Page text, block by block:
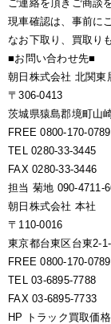
ご連絡を頂きご商談
現車確認は、事前に
なお下取り、買取り
■お問い合わせ先■
朝日株式会社 北関東
〒306-0413
茨城県猿島郡境町山
FREE 0800-170-0789
TEL 0280-33-3445
FAX 0280-33-3446
担当 菊地 090-4711-
朝日株式会社 本社
〒110-0016
東京都台東区台東2-
FREE 0800-170-0789
TEL 03-6895-7788
FAX 03-6895-7733
HP トラック買取価